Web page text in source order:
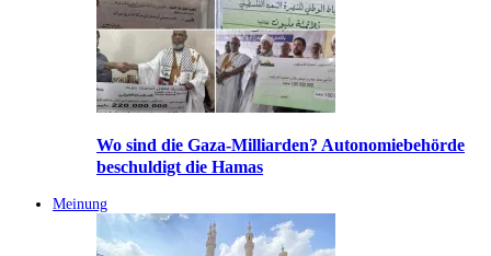
Wo sind die Gaza-Milliarden? Autonomiebehörde
beschuldigt die Hamas
Meinung